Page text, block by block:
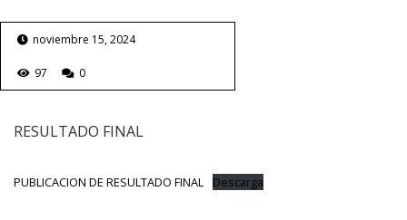
noviembre 15, 2024
97 0
RESULTADO FINAL
PUBLICACION DE RESULTADO FINAL Descarga